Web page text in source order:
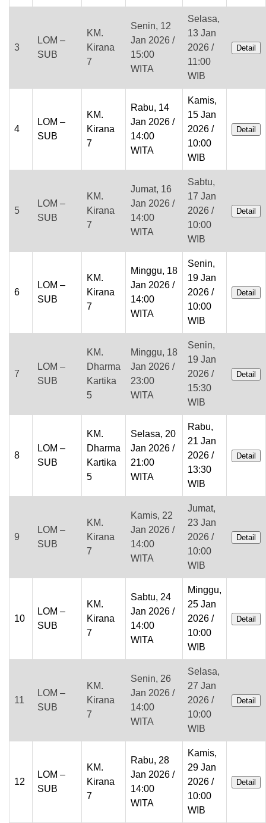
3
LOM –
SUB
KM.
Kirana
7
Senin, 12
Jan 2026 /
15:00
WITA
Selasa,
13 Jan
2026 /
11:00
WIB
Detail
4
LOM –
SUB
KM.
Kirana
7
Rabu, 14
Jan 2026 /
14:00
WITA
Kamis,
15 Jan
2026 /
10:00
WIB
Detail
5
LOM –
SUB
KM.
Kirana
7
Jumat, 16
Jan 2026 /
14:00
WITA
Sabtu,
17 Jan
2026 /
10:00
WIB
Detail
6
LOM –
SUB
KM.
Kirana
7
Minggu, 18
Jan 2026 /
14:00
WITA
Senin,
19 Jan
2026 /
10:00
WIB
Detail
7
LOM –
SUB
KM.
Dharma
Kartika
5
Minggu, 18
Jan 2026 /
23:00
WITA
Senin,
19 Jan
2026 /
15:30
WIB
Detail
8
LOM –
SUB
KM.
Dharma
Kartika
5
Selasa, 20
Jan 2026 /
21:00
WITA
Rabu,
21 Jan
2026 /
13:30
WIB
Detail
9
LOM –
SUB
KM.
Kirana
7
Kamis, 22
Jan 2026 /
14:00
WITA
Jumat,
23 Jan
2026 /
10:00
WIB
Detail
10
LOM –
SUB
KM.
Kirana
7
Sabtu, 24
Jan 2026 /
14:00
WITA
Minggu,
25 Jan
2026 /
10:00
WIB
Detail
11
LOM –
SUB
KM.
Kirana
7
Senin, 26
Jan 2026 /
14:00
WITA
Selasa,
27 Jan
2026 /
10:00
WIB
Detail
12
LOM –
SUB
KM.
Kirana
7
Rabu, 28
Jan 2026 /
14:00
WITA
Kamis,
29 Jan
2026 /
10:00
WIB
Detail